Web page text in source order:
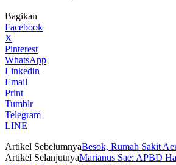
Bagikan
Facebook
X
Pinterest
WhatsApp
Linkedin
Email
Print
Tumblr
Telegram
LINE
Artikel SebelumnyaBesok, Rumah Sakit
Artikel SelanjutnyaMarianus Sae: APBD